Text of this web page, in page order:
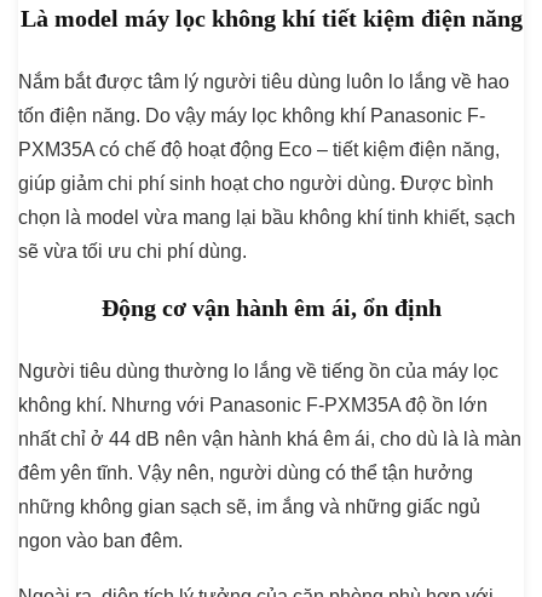
Là model máy lọc không khí tiết kiệm điện năng
Nắm bắt được tâm lý người tiêu dùng luôn lo lắng về hao
tốn điện năng. Do vậy máy lọc không khí Panasonic F-
PXM35A có chế độ hoạt động Eco – tiết kiệm điện năng,
giúp giảm chi phí sinh hoạt cho người dùng. Được bình
chọn là model vừa mang lại bầu không khí tinh khiết, sạch
sẽ vừa tối ưu chi phí dùng.
Động cơ vận hành êm ái, ổn định
Người tiêu dùng thường lo lắng về tiếng ồn của máy lọc
không khí. Nhưng với Panasonic F-PXM35A độ ồn lớn
nhất chỉ ở 44 dB nên vận hành khá êm ái, cho dù là là màn
đêm yên tĩnh. Vậy nên, người dùng có thể tận hưởng
những không gian sạch sẽ, im ắng và những giấc ngủ
ngon vào ban đêm.